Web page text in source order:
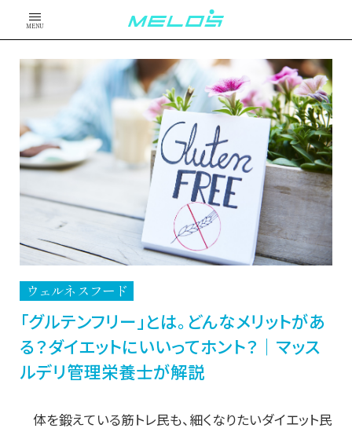
MENU
ウェルネスフード
「グルテンフリー」とは。どんなメリットがあ
る？ダイエットにいいってホント？｜マッス
ルデリ管理栄養士が解説
体を鍛えている筋トレ民も、細くなりたいダイエット民